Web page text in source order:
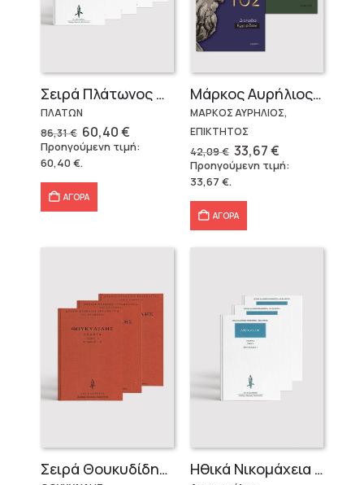
Σειρά Πλάτωνος Πολιτεία
ΠΛΑΤΩΝ
86,31€ Original
price
was:
86,31 €.
60,40€Η
τρέχουσα
τιμή
Προηγούμενη τιμή:
60,40€.
ΑΓΟΡΑ
Μάρκος Αυρήλιος & Επίκτητος (Επίτομα)
ΜΑΡΚΟΣ ΑΥΡΗΛΙΟΣ,
ΕΠΙΚΤΗΤΟΣ
42,09€ Original
price
was:
33,67€Η
τρέχουσα
τιμή
Προηγούμενη τιμή:
33,67 €.
ΑΓΟΡΑ
Σειρά Θουκυδίδης – Δεμένο (4 τόμοι) Ηθικά Νικομάχεια (3 τόμοι)